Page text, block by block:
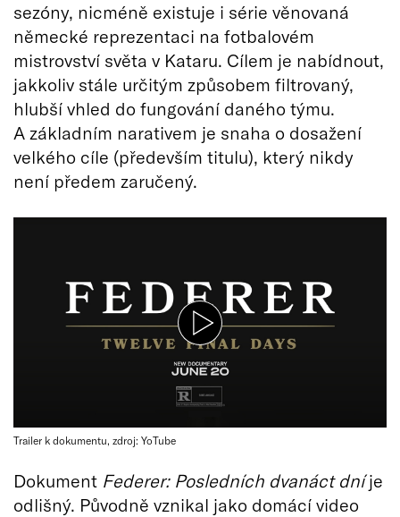
sezóny, nicméně existuje i série věnovaná
německé reprezentaci na fotbalovém
mistrovství světa v Kataru. Cílem je nabídnout,
jakkoliv stále určitým způsobem filtrovaný,
hlubší vhled do fungování daného týmu.
A základním narativem je snaha o dosažení
velkého cíle (především titulu), který nikdy
není předem zaručený.
Trailer k dokumentu, zdroj: YoTube
Dokument Federer: Posledních dvanáct dníje
odlišný. Původně vznikal jako domácí video